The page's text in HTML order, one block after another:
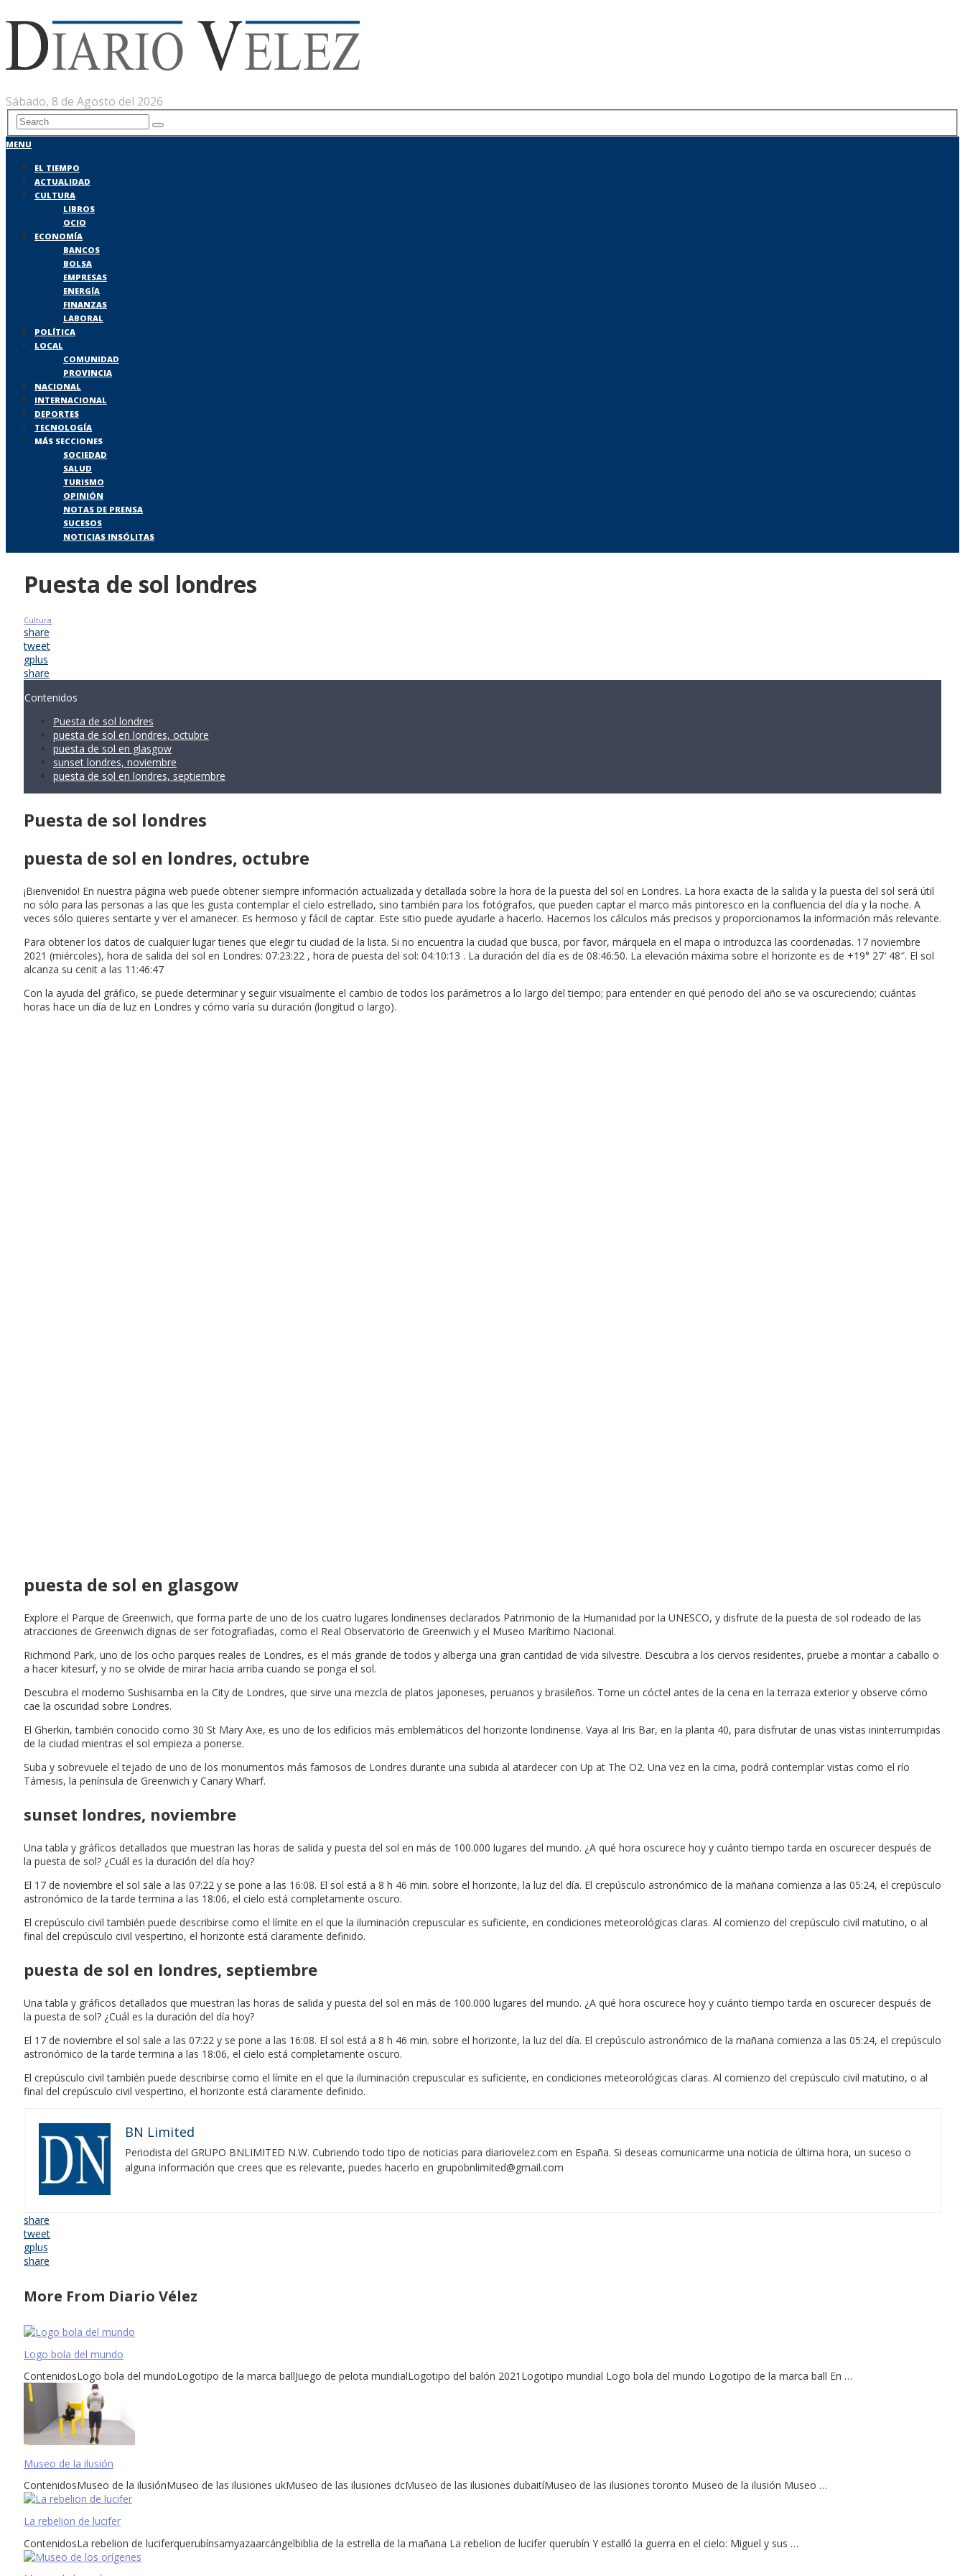
Sábado, 8 de Agosto del 2026
MENU
EL TIEMPO
ACTUALIDAD
CULTURA
LIBROS
OCIO
ECONOMÍA
BANCOS
BOLSA
EMPRESAS
ENERGÍA
FINANZAS
LABORAL
POLÍTICA
LOCAL
COMUNIDAD
PROVINCIA
NACIONAL
INTERNACIONAL
DEPORTES
TECNOLOGÍA
MÁS SECCIONES
SOCIEDAD
SALUD
TURISMO
OPINIÓN
NOTAS DE PRENSA
SUCESOS
NOTICIAS INSÓLITAS
Puesta de sol londres
Cultura
share
tweet
gplus
share
Contenidos
Puesta de sol londres
puesta de sol en londres, octubre
puesta de sol en glasgow
sunset londres, noviembre
puesta de sol en londres, septiembre
Puesta de sol londres
puesta de sol en londres, octubre
¡Bienvenido! En nuestra página web puede obtener siempre información actualizada y detallada sobre la hora de la puesta del sol en Londres. La hora exacta de la salida y la puesta del sol será útil
no sólo para las personas a las que les gusta contemplar el cielo estrellado, sino también para los fotógrafos, que pueden captar el marco más pintoresco en la confluencia del día y la noche. A
veces sólo quieres sentarte y ver el amanecer. Es hermoso y fácil de captar. Este sitio puede ayudarle a hacerlo. Hacemos los cálculos más precisos y proporcionamos la información más relevante.
Para obtener los datos de cualquier lugar tienes que elegir tu ciudad de la lista. Si no encuentra la ciudad que busca, por favor, márquela en el mapa o introduzca las coordenadas. 17 noviembre
2021 (miércoles), hora de salida del sol en Londres: 07:23:22 , hora de puesta del sol: 04:10:13 . La duración del día es de 08:46:50. La elevación máxima sobre el horizonte es de +19° 27′ 48″. El sol
alcanza su cenit a las 11:46:47
Con la ayuda del gráfico, se puede determinar y seguir visualmente el cambio de todos los parámetros a lo largo del tiempo; para entender en qué periodo del año se va oscureciendo; cuántas
horas hace un día de luz en Londres y cómo varía su duración (longitud o largo).
puesta de sol en glasgow
Explore el Parque de Greenwich, que forma parte de uno de los cuatro lugares londinenses declarados Patrimonio de la Humanidad por la UNESCO, y disfrute de la puesta de sol rodeado de las
atracciones de Greenwich dignas de ser fotografiadas, como el Real Observatorio de Greenwich y el Museo Marítimo Nacional.
Richmond Park, uno de los ocho parques reales de Londres, es el más grande de todos y alberga una gran cantidad de vida silvestre. Descubra a los ciervos residentes, pruebe a montar a caballo o
a hacer kitesurf, y no se olvide de mirar hacia arriba cuando se ponga el sol.
Descubra el moderno Sushisamba en la City de Londres, que sirve una mezcla de platos japoneses, peruanos y brasileños. Tome un cóctel antes de la cena en la terraza exterior y observe cómo
cae la oscuridad sobre Londres.
El Gherkin, también conocido como 30 St Mary Axe, es uno de los edificios más emblemáticos del horizonte londinense. Vaya al Iris Bar, en la planta 40, para disfrutar de unas vistas ininterrumpidas
de la ciudad mientras el sol empieza a ponerse.
Suba y sobrevuele el tejado de uno de los monumentos más famosos de Londres durante una subida al atardecer con Up at The O2. Una vez en la cima, podrá contemplar vistas como el río
Támesis, la península de Greenwich y Canary Wharf.
sunset londres, noviembre
Una tabla y gráficos detallados que muestran las horas de salida y puesta del sol en más de 100.000 lugares del mundo. ¿A qué hora oscurece hoy y cuánto tiempo tarda en oscurecer después de
la puesta de sol? ¿Cuál es la duración del día hoy?
El 17 de noviembre el sol sale a las 07:22 y se pone a las 16:08. El sol está a 8 h 46 min. sobre el horizonte, la luz del día. El crepúsculo astronómico de la mañana comienza a las 05:24, el crepúsculo
astronómico de la tarde termina a las 18:06, el cielo está completamente oscuro.
El crepúsculo civil también puede describirse como el límite en el que la iluminación crepuscular es suficiente, en condiciones meteorológicas claras. Al comienzo del crepúsculo civil matutino, o al
final del crepúsculo civil vespertino, el horizonte está claramente definido.
puesta de sol en londres, septiembre
Una tabla y gráficos detallados que muestran las horas de salida y puesta del sol en más de 100.000 lugares del mundo. ¿A qué hora oscurece hoy y cuánto tiempo tarda en oscurecer después de
la puesta de sol? ¿Cuál es la duración del día hoy?
El 17 de noviembre el sol sale a las 07:22 y se pone a las 16:08. El sol está a 8 h 46 min. sobre el horizonte, la luz del día. El crepúsculo astronómico de la mañana comienza a las 05:24, el crepúsculo
astronómico de la tarde termina a las 18:06, el cielo está completamente oscuro.
El crepúsculo civil también puede describirse como el límite en el que la iluminación crepuscular es suficiente, en condiciones meteorológicas claras. Al comienzo del crepúsculo civil matutino, o al
final del crepúsculo civil vespertino, el horizonte está claramente definido.
BN Limited
Periodista del GRUPO BNLIMITED N.W. Cubriendo todo tipo de noticias para diariovelez.com en España. Si deseas comunicarme una noticia de última hora, un suceso o
alguna información que crees que es relevante, puedes hacerlo en grupobnlimited@gmail.com
share
tweet
gplus
share
More From Diario Vélez
Logo bola del mundo
ContenidosLogo bola del mundoLogotipo de la marca ballJuego de pelota mundialLogotipo del balón 2021Logotipo mundial Logo bola del mundo Logotipo de la marca ball En …
Museo de la ilusión
ContenidosMuseo de la ilusiónMuseo de las ilusiones ukMuseo de las ilusiones dcMuseo de las ilusiones dubaitíMuseo de las ilusiones toronto Museo de la ilusión Museo …
La rebelion de lucifer
ContenidosLa rebelion de luciferquerubínsamyazaarcángelbiblia de la estrella de la mañana La rebelion de lucifer querubín Y estalló la guerra en el cielo: Miguel y sus …